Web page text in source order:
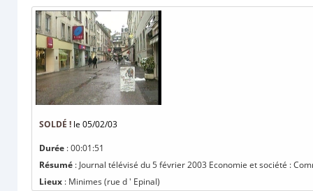
SOLDÉ ! le 05/02/03
Durée : 00:01:51
Résumé : Journal télévisé du 5 février 2003 Economie et société :
Lieux : Minimes (rue d ' Epinal)